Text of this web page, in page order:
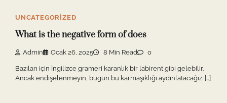
UNCATEGORIZED
What is the negative form of does
Admin Ocak 26, 2025 8 Min Read 0
Bazıları için İngilizce grameri karanlık bir labirent gibi gelebilir.
Ancak endişelenmeyin, bugün bu karmaşıklığı aydınlatacağız. […]